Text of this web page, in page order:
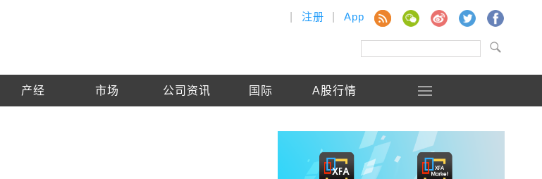
注册 App
产经 市场 公司资讯 国际 A股行情